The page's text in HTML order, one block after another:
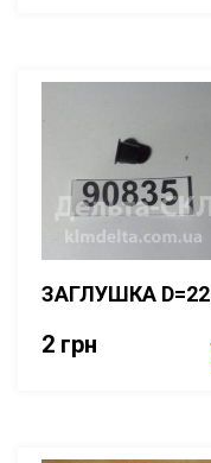
ЗАГЛУШКА D=22
2 грн